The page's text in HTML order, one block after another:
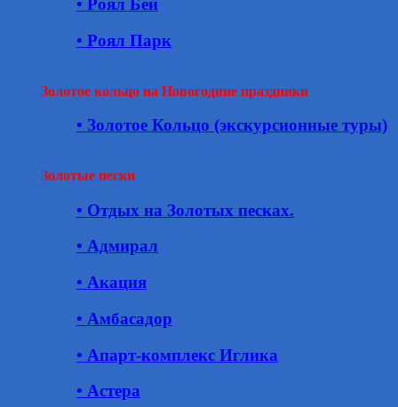
• Роял Бей
• Роял Парк
Золотое кольцо на Новогодние праздники
• Золотое Кольцо (экскурсионные туры)
Золотые пески
• Отдых на Золотых песках.
• Адмирал
• Акация
• Амбасадор
• Апарт-комплекс Иглика
• Астера